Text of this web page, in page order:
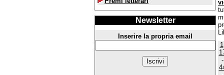
Newsletter
Inserire la propria email
1